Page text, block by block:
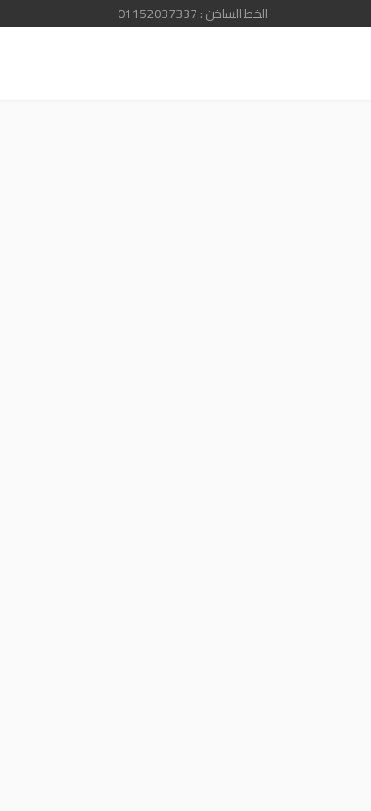
الخط الساخن : 01152037337